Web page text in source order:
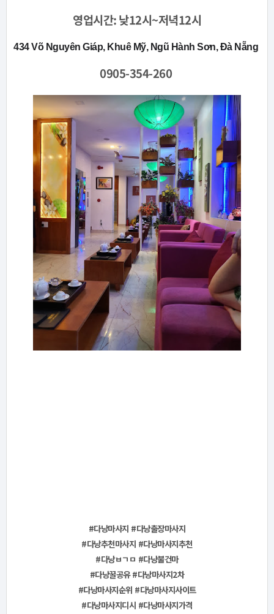
영업시간:낮12시~저녁12시
434 Võ Nguyên Giáp, Khuê Mỹ, Ngũ Hành Sơn, Đà Nẵng
0905-354-260
#다낭마사지 #다낭출장마사지
#다낭추천마사지 #다낭마사지추천
#다낭ㅂㄱㅁ #다낭불건마
#다낭꿀공유#다낭마사지2차
#다낭마사지순위 #다낭마사지사이트
#다낭마사지디시 #다낭마사지가격